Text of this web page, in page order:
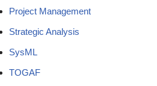
Project Management
Strategic Analysis
SysML
TOGAF